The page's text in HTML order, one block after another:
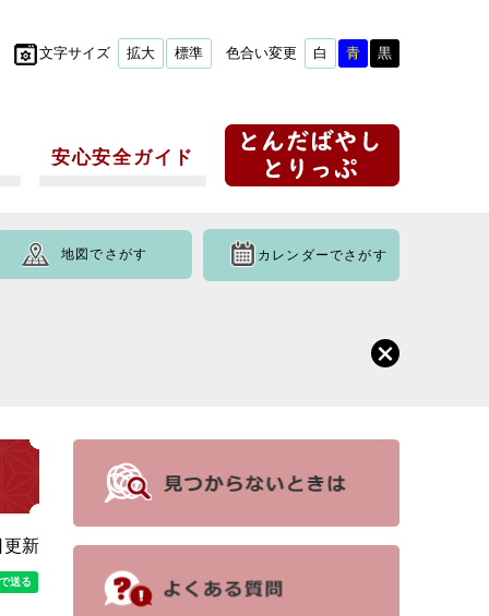
文字サイズ 拡大 標準 色合い変更 白 青 黒
安心安全ガイド
地図でさがす カレンダーでさがす
更新